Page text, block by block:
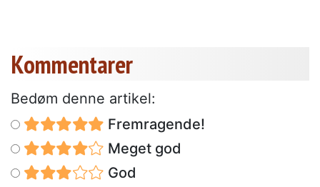
Kommentarer
Bedøm denne artikel:
Fremragende!
Meget god
God